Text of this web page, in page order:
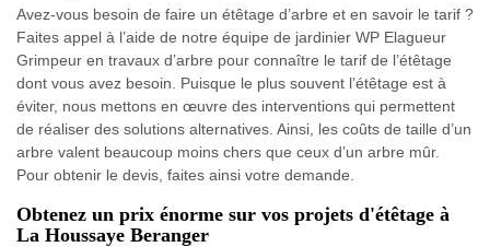
Avez-vous besoin de faire un étêtage d’arbre et en savoir le tarif ?
Faites appel à l’aide de notre équipe de jardinier WP Elagueur
Grimpeur en travaux d’arbre pour connaître le tarif de l’étêtage
dont vous avez besoin. Puisque le plus souvent l’étêtage est à
éviter, nous mettons en œuvre des interventions qui permettent
de réaliser des solutions alternatives. Ainsi, les coûts de taille d’un
arbre valent beaucoup moins chers que ceux d’un arbre mûr.
Pour obtenir le devis, faites ainsi votre demande.
Obtenez un prix énorme sur vos projets d'étêtage à
La Houssaye Beranger